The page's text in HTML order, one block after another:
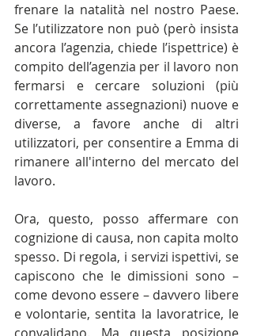
frenare la natalità nel nostro Paese.
Se l’utilizzatore non può (però insista
ancora l’agenzia, chiede l’ispettrice) è
compito dell’agenzia per il lavoro non
fermarsi e cercare soluzioni (più
correttamente assegnazioni) nuove e
diverse, a favore anche di altri
utilizzatori, per consentire a Emma di
rimanere all'interno del mercato del
lavoro.
Ora, questo, posso affermare con
cognizione di causa, non capita molto
spesso. Di regola, i servizi ispettivi, se
capiscono che le dimissioni sono –
come devono essere – davvero libere
e volontarie, sentita la lavoratrice, le